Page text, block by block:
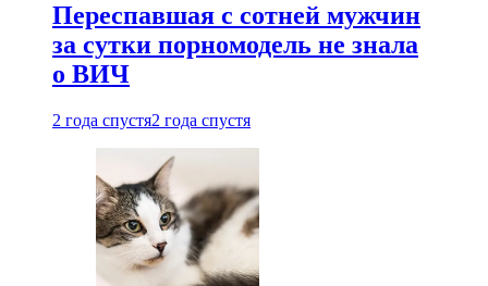
Переспавшая с сотней мужчин
за сутки порномодель не знала
о ВИЧ
2 года спустя2 года спустя